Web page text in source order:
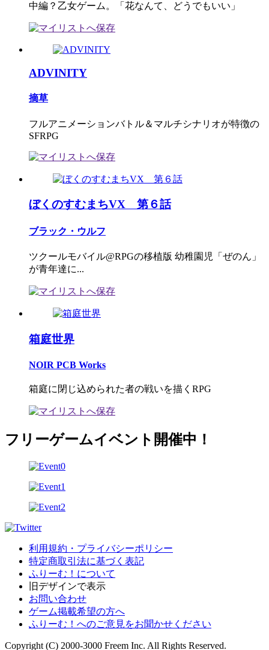
中編？乙女ゲーム。「花なんて、どうでもいい」
ADVINITY
摘草
フルアニメーションバトル＆マルチシナリオが特徴の
SFRPG
ぼくのすむまちVX 第６話
ブラック・ウルフ
ツクールモバイル@RPGの移植版 幼稚園児「ぜのん」
が青年達に...
箱庭世界
NOIR PCB Works
箱庭に閉じ込められた者の戦いを描くRPG
フリーゲームイベント開催中！
利用規約・プライバシーポリシー
特定商取引法に基づく表記
ふりーむ！について
旧デザインで表示
お問い合わせ
ゲーム掲載希望の方へ
ふりーむ！へのご意見をお聞かせください
Copyright (C) 2000-3000 Freem Inc. All Rights Reserved.